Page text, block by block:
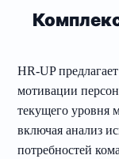
HR-UP
мотивации
текущего уровня
включая анализ
потребностей